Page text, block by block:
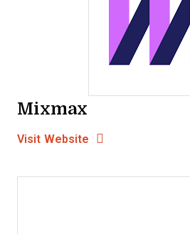
Mixmax
Visit Website Opens New Window